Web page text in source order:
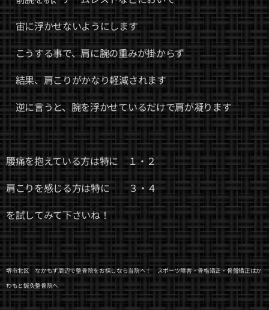
宙に浮かせないようにします
こうする事で、肩に腕の重みが掛からず
結果、肩こりがかなり軽減されます
逆に言うと、腕を浮かせているだけで肩が凝ります
腰痛を抱えている方は特に １・２
肩こりを感じる方は特に ３・４
を試してみて下さいね！
堺市北区 なかもず周辺で整骨院をお探しなら当院へ！ スポーツ障害・骨格矯正・骨盤矯正はか
わもと鍼灸整骨院へ